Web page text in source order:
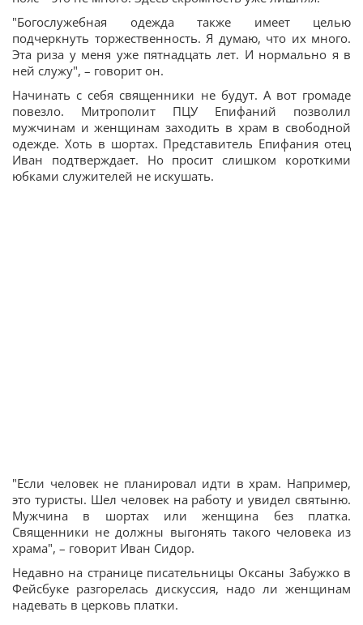
"Богослужебная одежда также имеет целью
подчеркнуть торжественность. Я думаю, что их много.
Эта риза у меня уже пятнадцать лет. И нормально я в
ней служу", – говорит он.
Начинать с себя священники не будут. А вот громаде
повезло. Митрополит ПЦУ Епифаний позволил
мужчинам и женщинам заходить в храм в свободной
одежде. Хоть в шортах. Представитель Епифания отец
Иван подтверждает. Но просит слишком короткими
юбками служителей не искушать.
"Если человек не планировал идти в храм. Например,
это туристы. Шел человек на работу и увидел святыню.
Мужчина в шортах или женщина без платка.
Священники не должны выгонять такого человека из
храма", – говорит Иван Сидор.
Недавно на странице писательницы Оксаны Забужко в
Фейсбуке разгорелась дискуссия, надо ли женщинам
надевать в церковь платки.